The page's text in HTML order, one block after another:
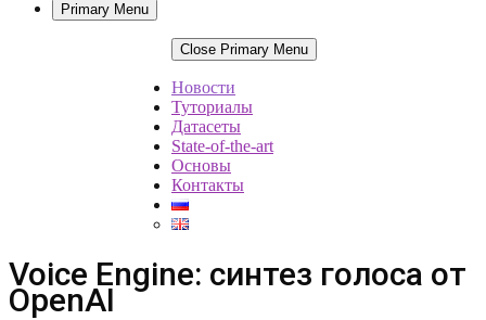
Primary Menu
Close Primary Menu
Новости
Туториалы
Датасеты
State-of-the-art
Основы
Контакты
Voice Engine: синтез голоса от
OpenAI